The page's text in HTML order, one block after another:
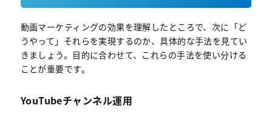
動画マーケティングの効果を理解したところで、次に「ど
うやって」それらを実現するのか、具体的な手法を見てい
きましょう。目的に合わせて、これらの手法を使い分ける
ことが重要です。
YouTubeチャンネル運用